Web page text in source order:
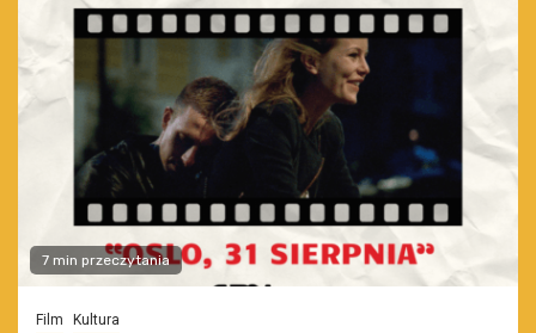
7 min przeczytania
Film Kultura